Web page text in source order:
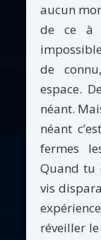
aucun
de ce à
de
espace.
néant.
néant
fermes
Quand tu
vis
réveiller